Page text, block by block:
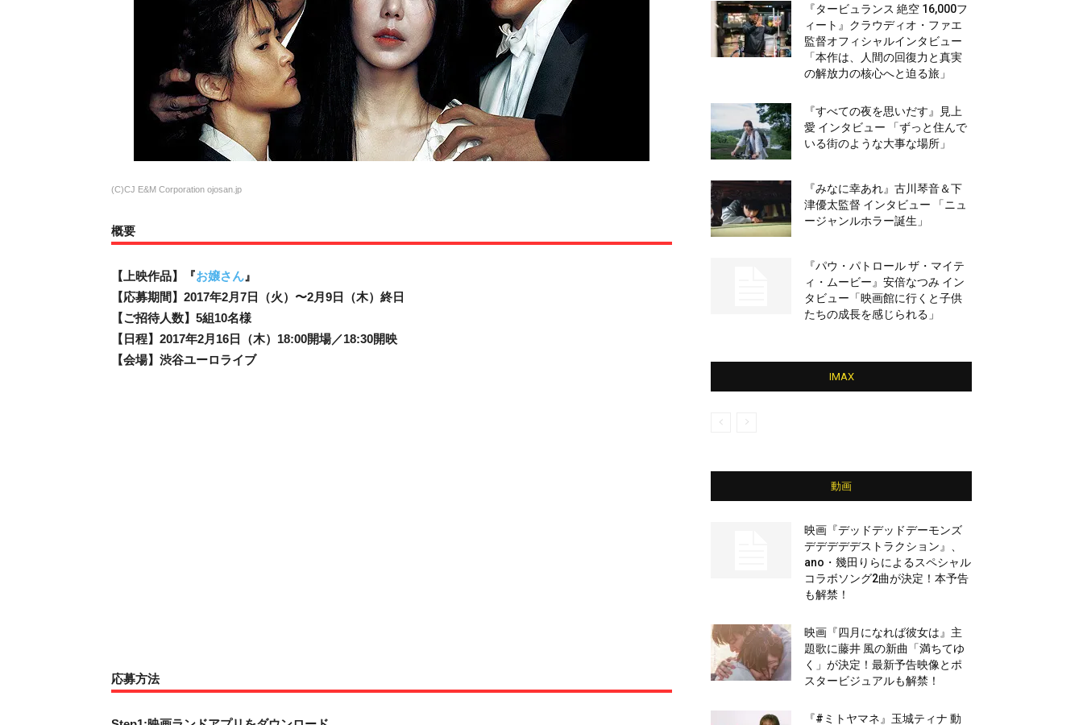
(C)CJ E&M Corporation ojosan.jp
概要
【上映作品】『お嬢さん 』
【応募期間】2017年2月7日（火）〜2月9日（木）終日
【ご招待人数】5組10名様
【日程】2017年2月16日（木）18:00開場／18:30開映
【会場】渋谷ユーロライブ
応募方法
『タービュランス 絶空 16,000フ
ィート』クラウディオ・ファエ
監督オフィシャルインタビュー
「本作は、人間の回復力と真実
の解放力の核心へと迫る旅」
『すべての夜を思いだす』見上
愛 インタビュー 「ずっと住んで
いる街のような大事な場所」
『みなに幸あれ』古川琴音＆下
津優太監督 インタビュー 「ニュ
ージャンルホラー誕生」
『パウ・パトロール ザ・マイテ
ィ・ムービー』安倍なつみ イン
タビュー「映画館に行くと子供
たちの成長を感じられる」
IMAX
動画
映画『デッドデッドデーモンズ
デデデデデストラクション』、
ano・幾田りらによるスペシャル
コラボソング2曲が決定！本予告
も解禁！
映画『四月になれば彼女は』主
題歌に藤井 風の新曲「満ちてゆ
く」が決定！最新予告映像とポ
スタービジュアルも解禁！
『#ミトヤマネ』玉城ティナ 動